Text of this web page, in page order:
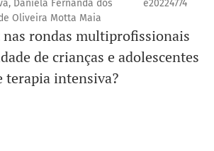
Daniela Fernanda dos
Oliveira Motta Maia
e20224774
nas rondas multiprofissionais
de crianças e adolescentes
terapia intensiva?